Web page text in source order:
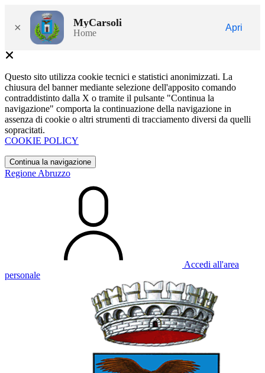
× MyCarsoli
Home
Apri
Questo sito utilizza cookie tecnici e statistici anonimizzati. La
chiusura del banner mediante selezione dell'apposito comando
contraddistinto dalla X o tramite il pulsante "Continua la
navigazione" comporta la continuazione della navigazione in
assenza di cookie o altri strumenti di tracciamento diversi da quelli
sopracitati.
COOKIE POLICY
Continua la navigazione
Regione Abruzzo
Accedi all'area
personale